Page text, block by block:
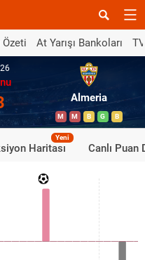
Özeti At Yarışı Bankoları
Almeria
M M B G B
Haritası
Yeni
Canlı Puan